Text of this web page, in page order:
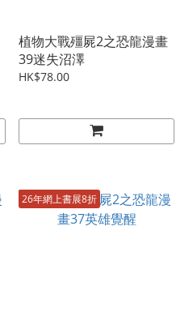
植物大戰殭屍2之恐龍漫畫
39迷失沼澤
HK$78.00
26年網上書展8折